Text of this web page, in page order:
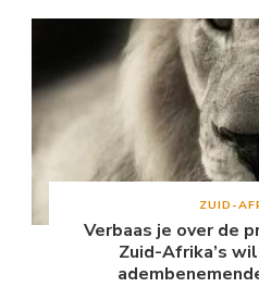
ZUID-
Verbaas je over de
Zuid-Afrika’s